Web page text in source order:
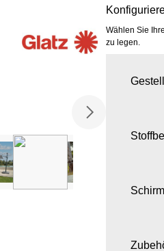
Wählen Sie
zu legen.
Gestell